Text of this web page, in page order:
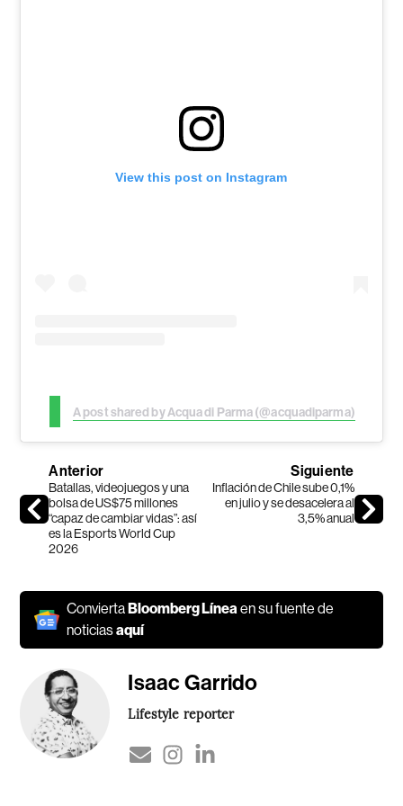
View this post on Instagram
A post shared by Acqua di Parma (@acquadiparma)
Anterior
Batallas, videojuegos y una
bolsa de US$75 millones
“capaz de cambiar vidas”: así
es la Esports World Cup
2026
Siguiente
Inflación de Chile sube 0,1%
en julio y se desacelera al
3,5% anual
ConviertaBloomberg Líneaen su fuente de
noticiasaquí
Isaac Garrido
Lifestyle reporter